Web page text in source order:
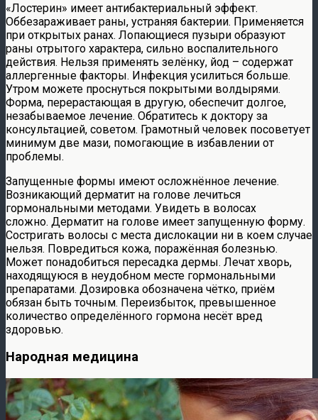
«Лостерин» имеет антибактериальный эффект.
Оббезараживает раны, устраняя бактерии. Применяется
при открытых ранах. Лопающиеся пузыри образуют
раны отрытого характера, сильно воспалительного
действия. Нельзя применять зелёнку, йод – содержат
аллергенные факторы. Инфекция усилиться больше.
Утром можете проснуться покрытыми волдырями.
Форма, перерастающая в другую, обеспечит долгое,
незабываемое лечение. Обратитесь к доктору за
консультацией, советом. Грамотный человек посоветует
минимум две мази, помогающие в избавлении от
проблемы.
Запущенные формы имеют осложнённое лечение.
Возникающий дерматит на голове лечиться
гормональными методами. Увидеть в волосах
сложно. Дерматит на голове имеет запущенную форму.
Состригать волосы с места дислокации ни в коем случае
нельзя. Повредиться кожа, поражённая болезнью.
Может понадобиться пересадка дермы. Лечат хворь,
находящуюся в неудобном месте гормональными
препаратами. Дозировка обозначена чётко, приём
обязан быть точным. Переизбыток, превышенное
количество определённого гормона несёт вред
здоровью.
Народная медицина